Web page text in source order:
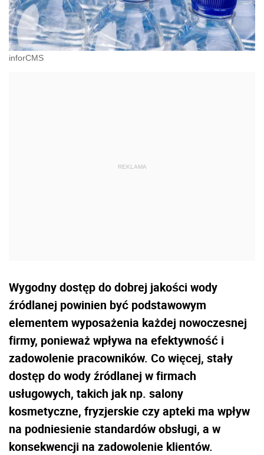
inforCMS
Wygodny dostęp do dobrej jakości wody
źródlanej powinien być podstawowym
elementem wyposażenia każdej nowoczesnej
firmy, ponieważ wpływa na efektywność i
zadowolenie pracowników. Co więcej, stały
dostęp do wody źródlanej w firmach
usługowych, takich jak np. salony
kosmetyczne, fryzjerskie czy apteki ma wpływ
na podniesienie standardów obsługi, a w
konsekwencji na zadowolenie klientów.